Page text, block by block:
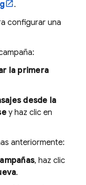
.
configurar una
la primera
desde la
y haz clic en
anteriormente:
, haz clic
.